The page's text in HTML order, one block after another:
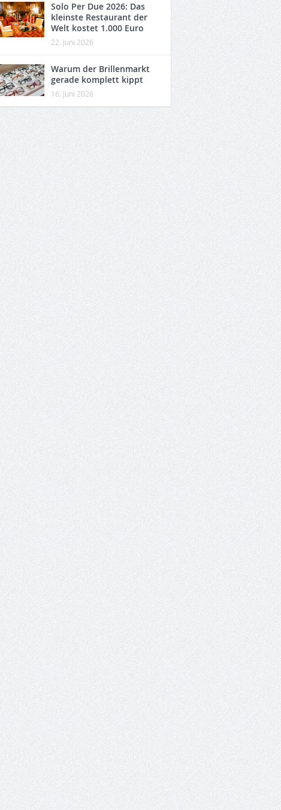
Solo Per Due 2026: Das
kleinste Restaurant der
Welt kostet 1.000 Euro
22. Juni 2026
Warum der Brillenmarkt
gerade komplett kippt
16. Juni 2026